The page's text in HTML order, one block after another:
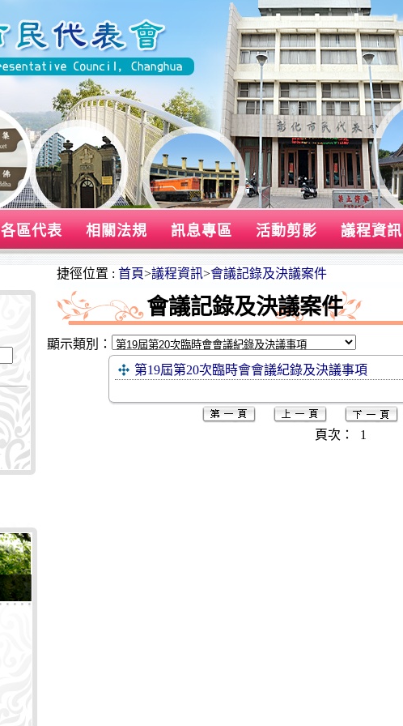
各區代表 相關法規 訊息專區 活動剪影 議程資訊
捷徑位置 : 首頁>議程資訊>會議記錄及決議案件
會議記錄及決議案件
顯示類別：
第19屆第20次臨時會會議紀錄及決議事項
頁次： 1